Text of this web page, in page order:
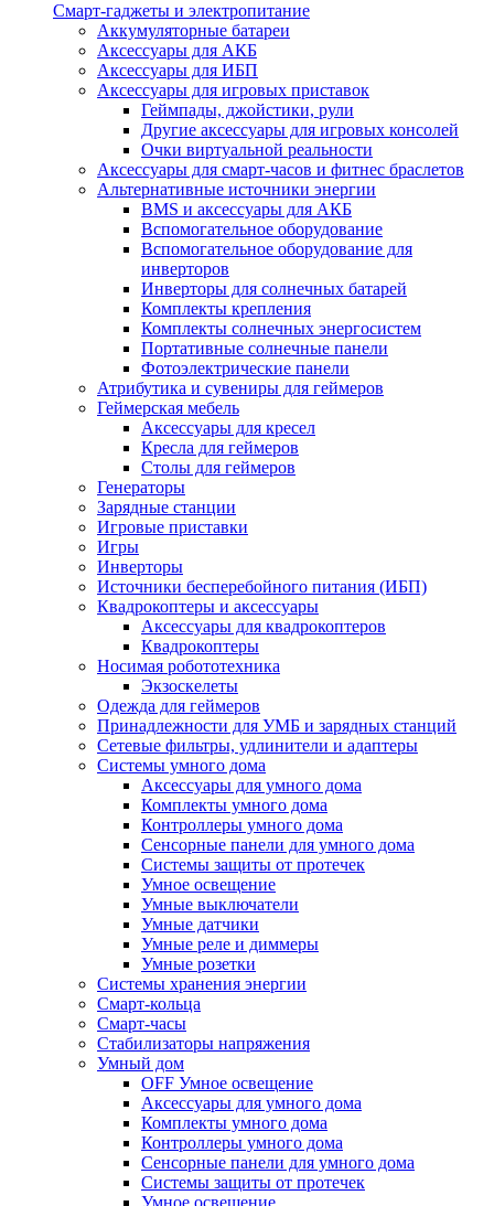
Смарт-гаджеты и электропитание
Аккумуляторные батареи
Аксессуары для АКБ
Аксессуары для ИБП
Аксессуары для игровых приставок
Геймпады, джойстики, рули
Другие аксессуары для игровых консолей
Очки виртуальной реальности
Аксессуары для смарт-часов и фитнес браслетов
Альтернативные источники энергии
BMS и аксессуары для АКБ
Вспомогательное оборудование
Вспомогательное оборудование для
инверторов
Инверторы для солнечных батарей
Комплекты крепления
Комплекты солнечных энергосистем
Портативные солнечные панели
Фотоэлектрические панели
Атрибутика и сувениры для геймеров
Геймерская мебель
Аксессуары для кресел
Кресла для геймеров
Столы для геймеров
Генераторы
Зарядные станции
Игровые приставки
Игры
Инверторы
Источники бесперебойного питания (ИБП)
Квадрокоптеры и аксессуары
Аксессуары для квадрокоптеров
Квадрокоптеры
Носимая робототехника
Экзоскелеты
Одежда для геймеров
Принадлежности для УМБ и зарядных станций
Сетевые фильтры, удлинители и адаптеры
Системы умного дома
Аксессуары для умного дома
Комплекты умного дома
Контроллеры умного дома
Сенсорные панели для умного дома
Системы защиты от протечек
Умное освещение
Умные выключатели
Умные датчики
Умные реле и диммеры
Умные розетки
Системы хранения энергии
Смарт-кольца
Смарт-часы
Стабилизаторы напряжения
Умный дом
OFF Умное освещение
Аксессуары для умного дома
Комплекты умного дома
Контроллеры умного дома
Сенсорные панели для умного дома
Системы защиты от протечек
Умное освещение